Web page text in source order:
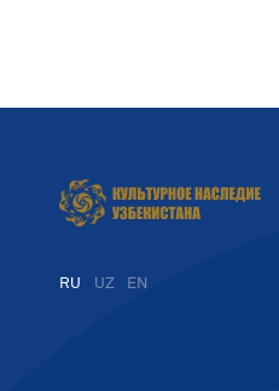
RU UZ EN